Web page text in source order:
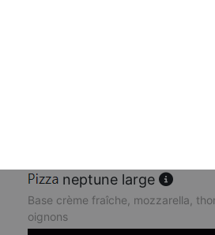
neptune large
Base crème fraîche, mozzarella,
oignons